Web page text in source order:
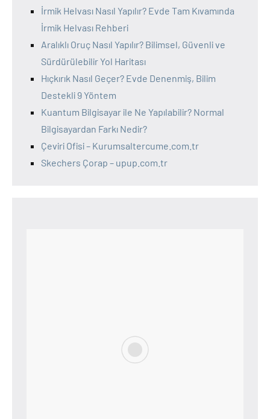
İrmik Helvası Nasıl Yapılır? Evde Tam Kıvamında
İrmik Helvası Rehberi
Aralıklı Oruç Nasıl Yapılır? Bilimsel, Güvenli ve
Sürdürülebilir Yol Haritası
Hıçkırık Nasıl Geçer? Evde Denenmiş, Bilim
Destekli 9 Yöntem
Kuantum Bilgisayar ile Ne Yapılabilir? Normal
Bilgisayardan Farkı Nedir?
Çeviri Ofisi – Kurumsaltercume.com.tr
Skechers Çorap – upup.com.tr